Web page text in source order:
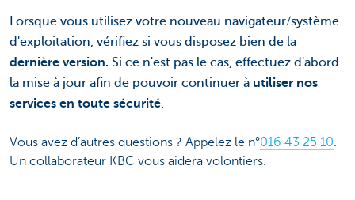
Lorsque vous utilisez votre nouveau navigateur/système
d'exploitation, vérifiez si vous disposez bien de la
dernière version. Si ce n'est pas le cas, effectuez d'abord
la mise à jour afin de pouvoir continuer à utiliser nos
services en toute sécurité.
Vous avez d’autres questions ? Appelez le n°016 43 25 10.
Un collaborateur KBC vous aidera volontiers.